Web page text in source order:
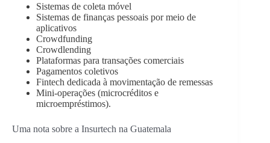
Sistemas de coleta móvel
Sistemas de finanças pessoais por meio de
aplicativos
Crowdfunding
Crowdlending
Plataformas para transações comerciais
Pagamentos coletivos
Fintech dedicada à movimentação de remessas
Mini-operações (microcréditos e
microempréstimos).
Uma nota sobre a Insurtech na Guatemala